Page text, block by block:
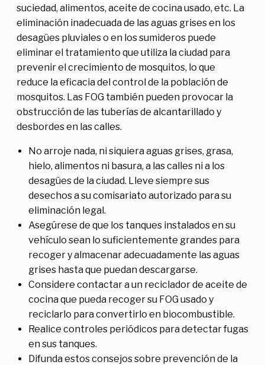
suciedad, alimentos, aceite de cocina usado, etc. La
eliminación inadecuada de las aguas grises en los
desagües pluviales o en los sumideros puede
eliminar el tratamiento que utiliza la ciudad para
prevenir el crecimiento de mosquitos, lo que
reduce la eficacia del control de la población de
mosquitos. Las FOG también pueden provocar la
obstrucción de las tuberías de alcantarillado y
desbordes en las calles.
No arroje nada, ni siquiera aguas grises, grasa,
hielo, alimentos ni basura, a las calles ni a los
desagües de la ciudad. Lleve siempre sus
desechos a su comisariato autorizado para su
eliminación legal.
Asegúrese de que los tanques instalados en su
vehículo sean lo suficientemente grandes para
recoger y almacenar adecuadamente las aguas
grises hasta que puedan descargarse.
Considere contactar a un reciclador de aceite de
cocina que pueda recoger su FOG usado y
reciclarlo para convertirlo en biocombustible.
Realice controles periódicos para detectar fugas
en sus tanques.
Difunda estos consejos sobre prevención de la